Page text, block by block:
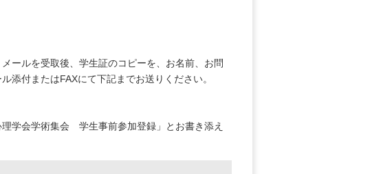
ールを受取後、学生証のコピーを、お名前、お問
添付またはFAXにて下記までお送りください。
理学会学術集会 学生事前参加登録」とお書き添え